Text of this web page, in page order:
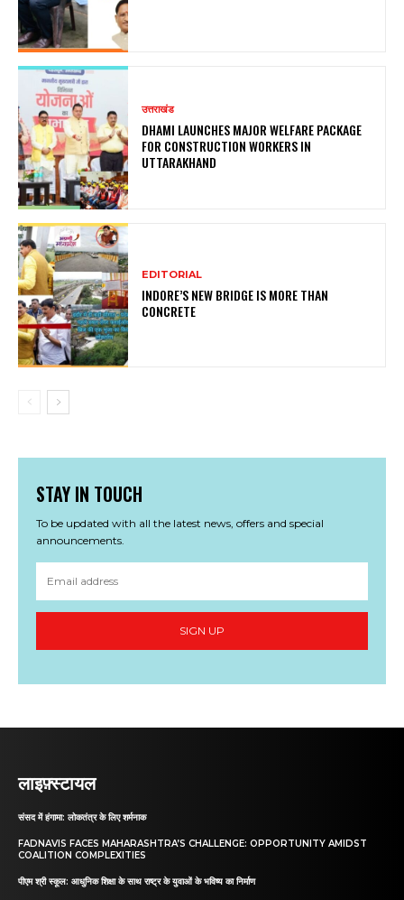
उत्तराखंड
DHAMI LAUNCHES MAJOR WELFARE PACKAGE
FOR CONSTRUCTION WORKERS IN
UTTARAKHAND
EDITORIAL
INDORE’S NEW BRIDGE IS MORE THAN
CONCRETE
STAY IN TOUCH
To be updated with all the latest news, offers and special
announcements.
SIGN UP
लाइफ़्स्टायल
संसद में हंगामा: लोकतंत्र के लिए शर्मनाक
FADNAVIS FACES MAHARASHTRA’S CHALLENGE: OPPORTUNITY AMIDST
COALITION COMPLEXITIES
पीएम श्री स्कूल: आधुनिक शिक्षा के साथ राष्ट्र के युवाओं के भविष्य का निर्माण